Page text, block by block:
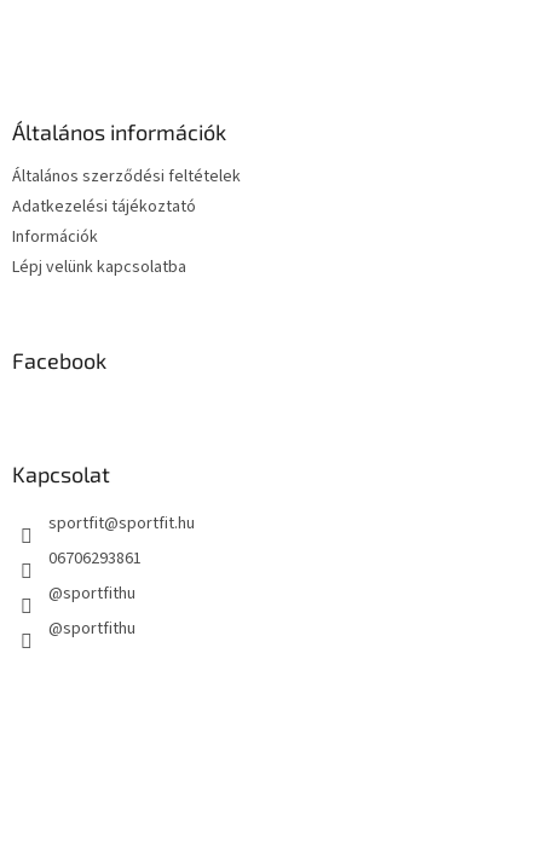
Általános információk
Általános szerződési feltételek
Adatkezelési tájékoztató
Információk
Lépj velünk kapcsolatba
Facebook
Kapcsolat
sportfit@sportfit.hu
06706293861
@sportfithu
@sportfithu